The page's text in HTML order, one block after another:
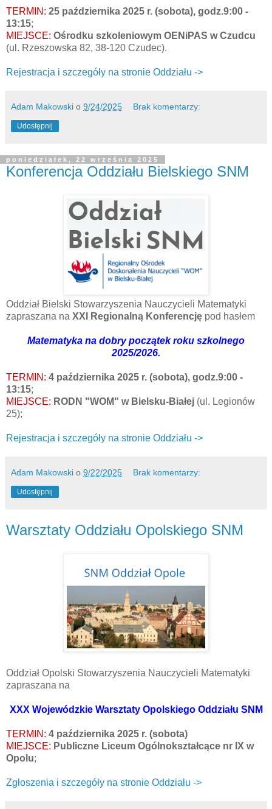
TERMIN: 25 października 2025 r. (sobota), godz.9:00 -
13:15;
MIEJSCE: Ośrodku szkoleniowym OENiPAS w Czudcu
(ul. Rzeszowska 82, 38-120 Czudec).
Rejestracja i szczegóły na stronie Oddziału ->
Adam Makowski o 9/24/2025 Brak komentarzy:
Udostępnij
poniedziałek, 22 września 2025
Konferencja Oddziału Bielskiego SNM
Oddział Bielski Stowarzyszenia Nauczycieli Matematyki
zapraszana na XXI Regionalną Konferencję pod hasłem
Matematyka na dobry początek roku szkolnego
2025/2026.
TERMIN: 4 października 2025 r. (sobota), godz.9:00 -
13:15;
MIEJSCE: RODN "WOM" w Bielsku-Białej (ul. Legionów
25);
Rejestracja i szczegóły na stronie Oddziału ->
Adam Makowski o 9/22/2025 Brak komentarzy:
Udostępnij
Warsztaty Oddziału Opolskiego SNM
Oddział Opolski Stowarzyszenia Nauczycieli Matematyki
zapraszana na
XXX Wojewódzkie Warsztaty Opolskiego Oddziału SNM
TERMIN: 4 października 2025 r. (sobota)
MIEJSCE: Publiczne Liceum Ogólnokształcące nr IX w
Opolu;
Zgłoszenia i szczegóły na stronie Oddziału ->